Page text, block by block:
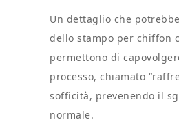
Un dettaglio che
dello stampo per chiffon
permettono di
processo, chiamato
sofficità, prevenendo il
normale.